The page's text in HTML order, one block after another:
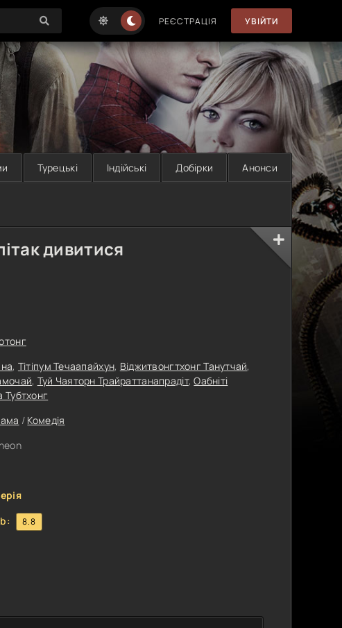
РЕЄСТРАЦІЯ УВІЙТИ
Турецькі Індійські Добірки Анонси
дивитися
, Тітіпум Течаапайхун, Віджитвонгтхонг Танутчай,
, Туй Чаяторн Трайраттанапрадіт,Оабніті
Тубтхонг
/ Комедія
8.8